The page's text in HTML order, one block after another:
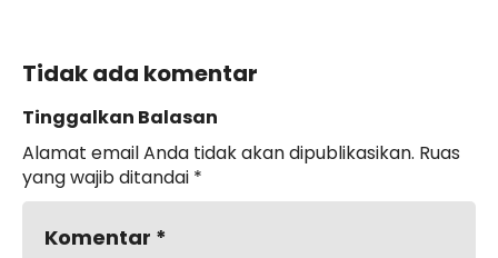
Tidak ada komentar
Tinggalkan Balasan
Alamat email Anda tidak akan dipublikasikan. Ruas
yang wajib ditandai *
Komentar *